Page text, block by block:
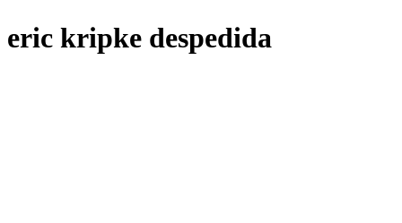
eric kripke despedida